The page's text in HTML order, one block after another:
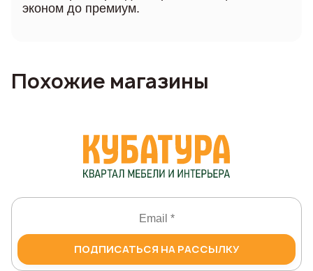
эконом до премиум.
Похожие магазины
ПОДПИСАТЬСЯ НА РАССЫЛКУ